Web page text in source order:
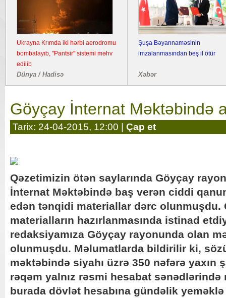
Ukrayna Krımda iki hərbi aerodromu
bombalayıb, "Pantsir" sistemi məhv
edilib
Dünya / Hadisə
Şuşa Bəyannaməsinin
imzalanmasından beş il ötür
Xəbər
Göyçay İnternat Məktəbində
Tarix: 24-04-2015, 12:00 | Çap et
Qəzetimizin ötən saylarında Göyçay
İnternat Məktəbində baş verən ciddi
edən tənqidi materiallar dərc olunmuşdu.
materialların hazırlanmasında istinad
redaksiyamıza Göyçay rayonunda olan
olunmuşdu. Məlumatlarda bildirilir ki,
məktəbində siyahı üzrə 350 nəfərə yaxın
rəqəm yalnız rəsmi hesabat
burada dövlət hesabına gündəlik